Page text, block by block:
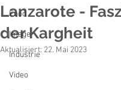
Food
Image
Industrie
Video
Lanzarote -
der Kargheit
Aktualisiert: 22. Mai 2023